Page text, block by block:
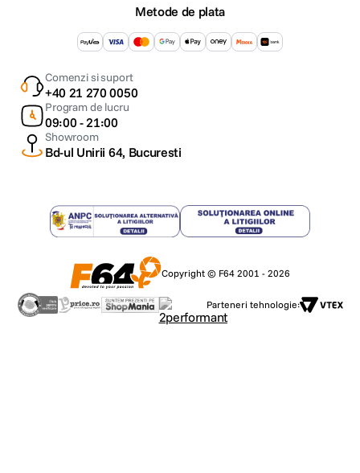
Metode de plata
Comenzi si suport
+40 21 270 0050
Program de lucru
09:00 - 21:00
Showroom
Bd-ul Unirii 64, Bucuresti
Copyright © F64 2001 - 2026
Parteneri tehnologie: